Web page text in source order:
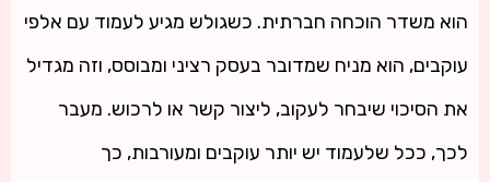
הוא משדר הוכחה חברתית. כשגולש מגיע לעמוד עם אלפי
עוקבים, הוא מניח שמדובר בעסק רציני ומבוסס, וזה מגדיל
את הסיכוי שיבחר לעקוב, ליצור קשר או לרכוש. מעבר
לכך, ככל שלעמוד יש יותר עוקבים ומעורבות, כך